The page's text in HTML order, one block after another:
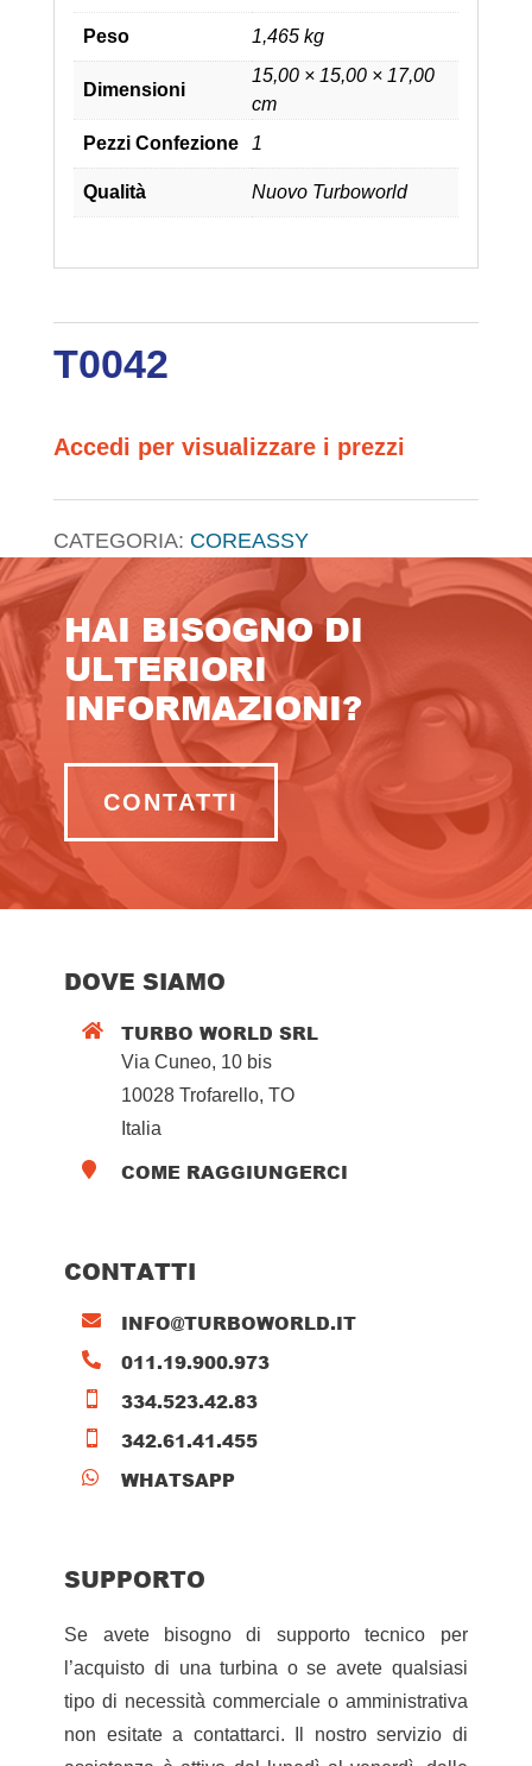
Peso 1,465 kg
Dimensioni
15,00 × 15,00 × 17,00
cm
Pezzi Confezione
1
Qualità Nuovo Turboworld
T0042
Accedi per visualizzare i prezzi
CATEGORIA: COREASSY
HAI BISOGNO DI
ULTERIORI
INFORMAZIONI?
CONTATTI
DOVE SIAMO
 TURBO WORLD SRL
Via Cuneo, 10 bis
10028 Trofarello, TO
Italia
 COME RAGGIUNGERCI
CONTATTI
 INFO@TURBOWORLD.IT
 011.19.900.973
 334.523.42.83
 342.61.41.455
 WHATSAPP
SUPPORTO
Se avete bisogno di supporto tecnico per
l’acquisto di una turbina o se avete qualsiasi
tipo di necessità commerciale o amministrativa
non esitate a contattarci. Il nostro servizio di